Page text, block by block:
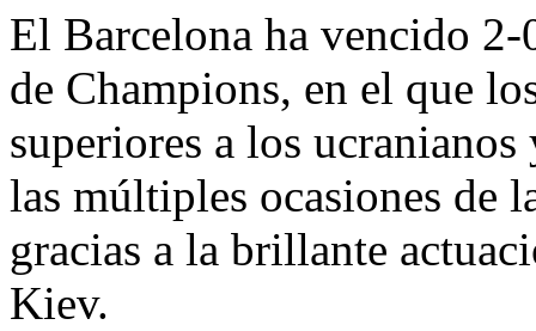
El Barcelona ha vencido
de Champions, en el que
superiores a los
las múltiples ocasiones de
gracias a la brillante
Kiev.